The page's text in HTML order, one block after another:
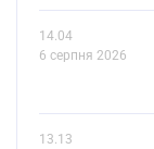
14.04
6 серпня 2026
13.13